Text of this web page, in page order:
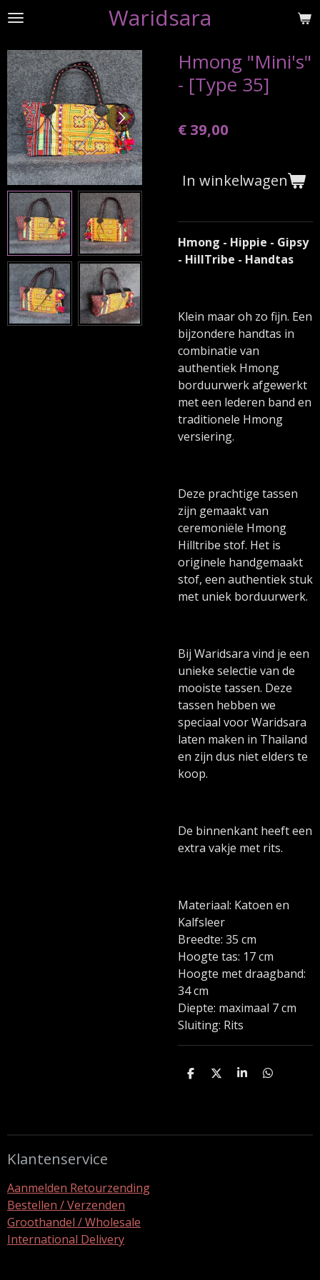
Ga
naar
de
hoofdinhoud
Waridsara
Hmong "Mini's"
- [Type 35]
€ 39,00
In winkelwagen
Hmong - Hippie - Gipsy
- HillTribe - Handtas
Klein maar oh zo fijn. Een
bijzondere handtas in
combinatie van
authentiek Hmong
borduurwerk afgewerkt
met een lederen band en
traditionele Hmong
versiering.
Deze prachtige tassen
zijn gemaakt van
ceremoniële Hmong
Hilltribe stof. Het is
originele handgemaakt
stof, een authentiek stuk
met uniek borduurwerk.
Bij Waridsara vind je een
unieke selectie van de
mooiste tassen. Deze
tassen hebben we
speciaal voor Waridsara
laten maken in Thailand
en zijn dus niet elders te
koop.
De binnenkant heeft een
extra vakje met rits.
Materiaal: Katoen en
Kalfsleer
Breedte: 35 cm
Hoogte tas: 17 cm
Hoogte met draagband:
34 cm
Diepte: maximaal 7 cm
Sluiting: Rits
D
D
S
D
Klantenservice
Aanmelden Retourzending
Bestellen / Verzenden
Groothandel / Wholesale
International Delivery